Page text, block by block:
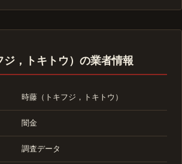
ジ，トキトウ）の業者情報
時藤（トキフジ，トキトウ）
闇金
調査データ